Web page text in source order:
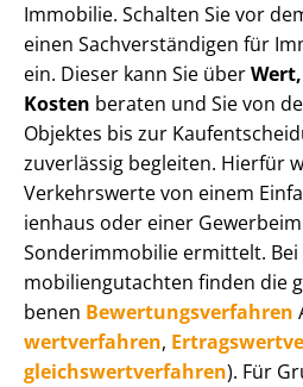
Immobilie. Schalten Sie vor
einen Sach­ver­stän­di­gen für
ein. Dieser kann Sie über
Kosten beraten und Sie von
Objektes bis zur
zuverlässig begleiten. Hierfür
Verkehrswerte von einem
i­en­haus oder einer
Sonderimmobilie ermittelt.
mo­bi­li­en­gut­ach­ten finden die
be­nen Be­wer­tungs­ver­fah­ren
wert­ver­fah­ren,
gleichs­wert­ver­fah­ren). Für